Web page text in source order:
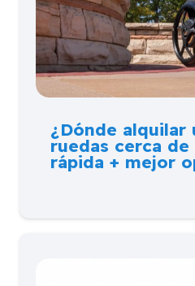
¿Dónde alquilar
ruedas cerca de
rápida + mejor